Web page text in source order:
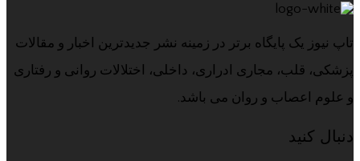
تاپ نیوز یک پایگاه برتر در زمینه نشر جدیدترین اخبار و مقالات
پزشکی، قلب، مجاری ادراری، داخلی، اختلالات روانی و رفتاری
و علوم اعصاب و روان می باشد.
دنبال کنید